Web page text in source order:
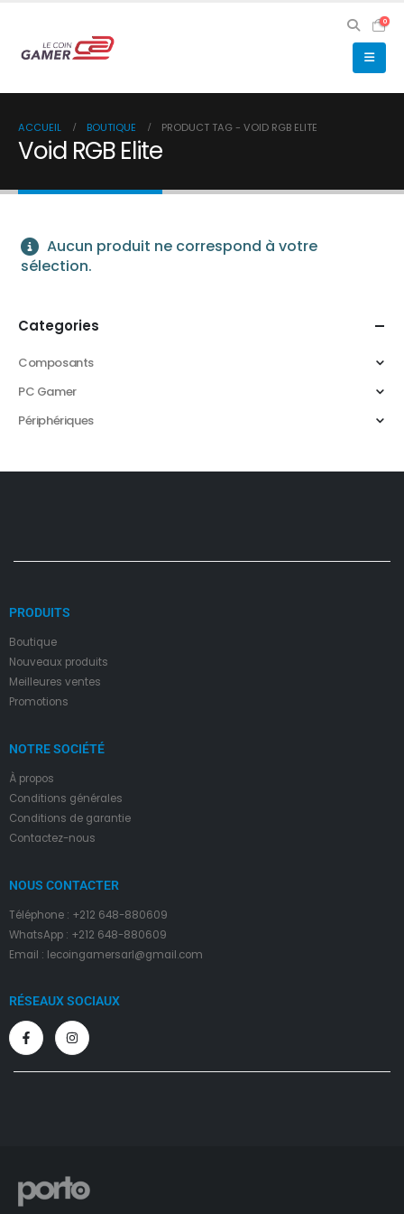
0
ACCUEIL BOUTIQUE PRODUCT TAG - VOID RGB ELITE
Void RGB Elite
Aucun produit ne correspond à votre
sélection.
Categories
Composants
PC Gamer
Périphériques
PRODUITS
Boutique
Nouveaux produits
Meilleures ventes
Promotions
NOTRE SOCIÉTÉ
À propos
Conditions générales
Conditions de garantie
Contactez-nous
NOUS CONTACTER
Téléphone : +212 648-880609
WhatsApp : +212 648-880609
Email : lecoingamersarl@gmail.com
RÉSEAUX SOCIAUX